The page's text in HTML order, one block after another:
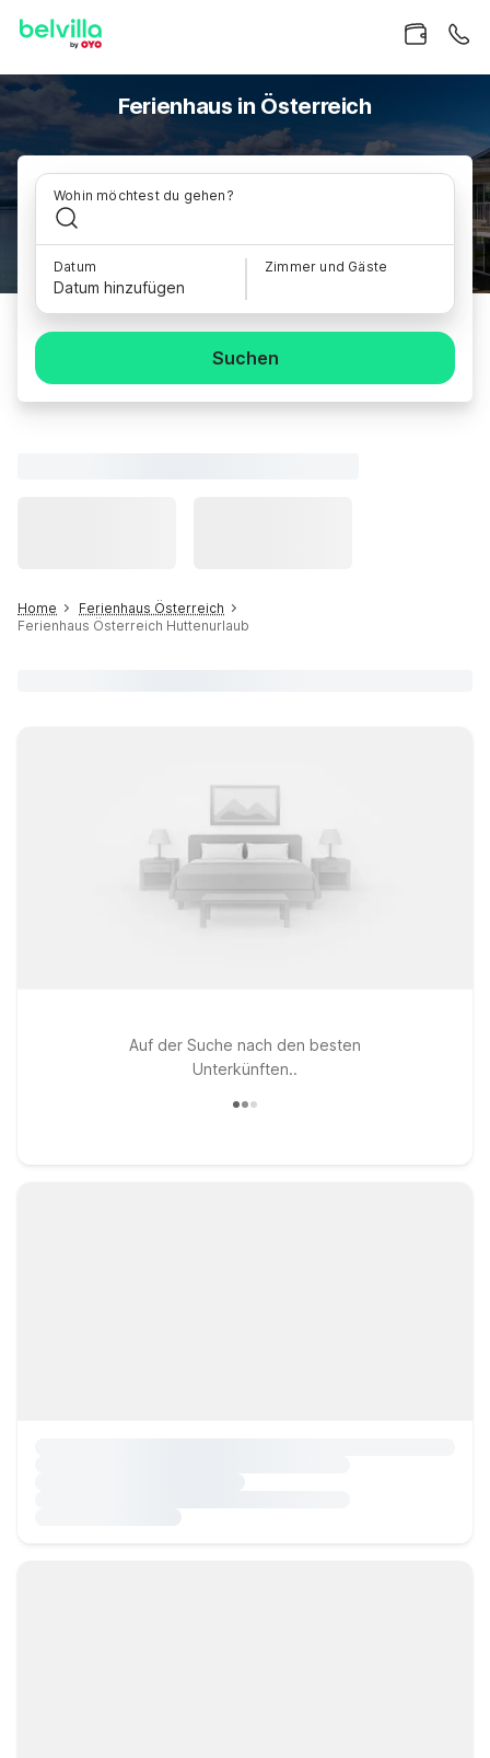
Ferienhaus in Österreich
Wohin möchtest du gehen?
Datum
Datum hinzufügen
Zimmer und Gäste
Suchen
Home
Ferienhaus Österreich
Ferienhaus Österreich Huttenurlaub
Auf der Suche nach den besten
Unterkünften..